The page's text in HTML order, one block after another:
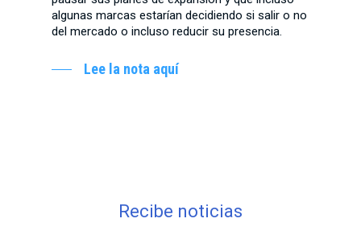
algunas marcas estarían decidiendo si salir o no
del mercado o incluso reducir su presencia.
Lee la nota aquí
Recibe noticias